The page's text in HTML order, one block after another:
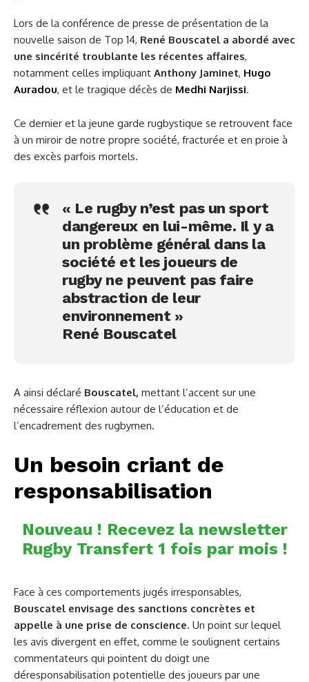
Lors de la conférence de presse de présentation de la
nouvelle saison de Top 14, René Bouscatel a abordé avec
une sincérité troublante les récentes affaires,
notamment celles impliquant Anthony Jaminet, Hugo
Auradou, et le tragique décès de Medhi Narjissi.
Ce dernier et la jeune garde rugbystique se retrouvent face
à un miroir de notre propre société, fracturée et en proie à
des excès parfois mortels.
« Le rugby n’est pas un sport
dangereux en lui-même. Il y a
un problème général dans la
société et les joueurs de
rugby ne peuvent pas faire
abstraction de leur
environnement »
René Bouscatel
A ainsi déclaré Bouscatel, mettant l’accent sur une
nécessaire réflexion autour de l’éducation et de
l’encadrement des rugbymen.
Un besoin criant de
responsabilisation
Nouveau ! Recevez la newsletter
Rugby Transfert 1 fois par mois !
Face à ces comportements jugés irresponsables,
Bouscatel envisage des sanctions concrètes et
appelle à une prise de conscience. Un point sur lequel
les avis divergent en effet, comme le soulignent certains
commentateurs qui pointent du doigt une
déresponsabilisation potentielle des joueurs par une